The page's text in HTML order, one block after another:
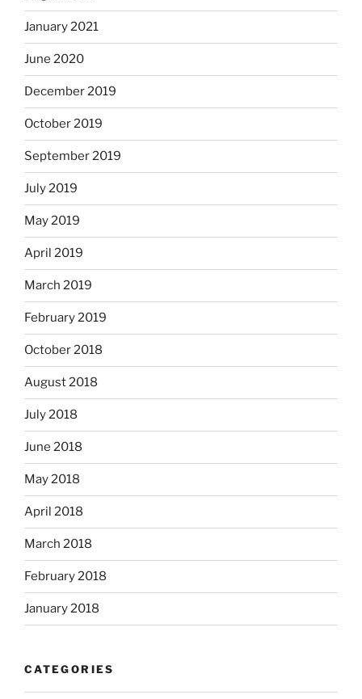
January 2021
June 2020
December 2019
October 2019
September 2019
July 2019
May 2019
April 2019
March 2019
February 2019
October 2018
August 2018
July 2018
June 2018
May 2018
April 2018
March 2018
February 2018
January 2018
CATEGORIES